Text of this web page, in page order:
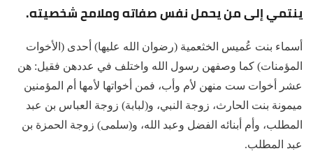
ينتمي إلى من يحمل نفس صفاته وملامح شخصيته.
أسماء بنت عُميس الخثعمية (رضوان الله عليها) أحدى (الأخوات
المؤمنات) كما وصفهن رسول الله واختلف في عددهن فقيل: هن
عشر أخوات ست منهن لأم وأب، فمن أخواتها لأمها أم المؤمنين
ميمونة بنت الحارث، زوجة النبي، و(لبابة) زوجة العباس بن عبد
المطلب، وأم أبنائه الفضل وعبد الله، و(سلمى) زوجة الحمزة بن
عبد المطلب.